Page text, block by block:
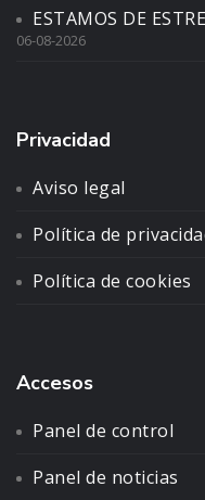
ESTAMOS DE
06-08-2026
Privacidad
Aviso legal
Política de
Política de cookies
Accesos
Panel de control
Panel de noticias